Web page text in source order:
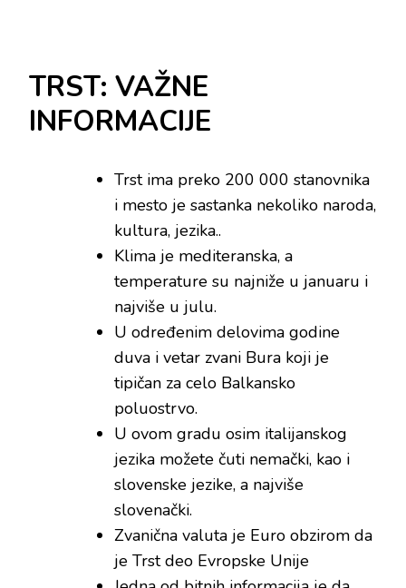
TRST: VAŽNE
INFORMACIJE
Trst ima preko 200 000 stanovnika
i mesto je sastanka nekoliko naroda,
kultura, jezika..
Klima je mediteranska, a
temperature su najniže u januaru i
najviše u julu.
U određenim delovima godine
duva i vetar zvani Bura koji je
tipičan za celo Balkansko
poluostrvo.
U ovom gradu osim italijanskog
jezika možete čuti nemački, kao i
slovenske jezike, a najviše
slovenački.
Zvanična valuta je Euro obzirom da
je Trst deo Evropske Unije